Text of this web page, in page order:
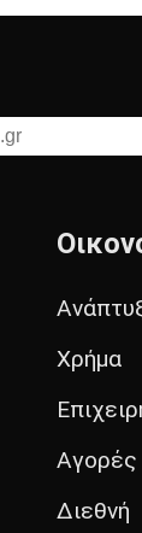
Χρήμα
Αγορές
Διεθνή